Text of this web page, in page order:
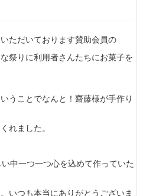
ただいております賛助会員の
祭りに利用者さんたちにお菓子を
うことでなんと！齋藤様が手作り
れました。
中一つ一つ心を込めて作っていた
いつも本当にありがとうございま